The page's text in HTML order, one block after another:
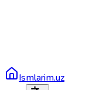
Ismlarim.uz